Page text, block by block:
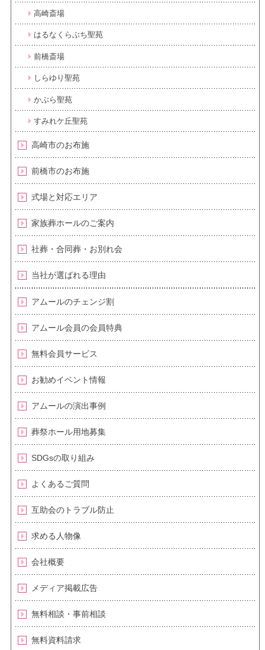
高崎斎場
はるなくらぶち聖苑
前橋斎場
しらゆり聖苑
かぶら聖苑
すみれケ丘聖苑
高崎市のお布施
前橋市のお布施
式場と対応エリア
家族葬ホールのご案内
社葬・合同葬・お別れ会
当社が選ばれる理由
アムールのチェンジ割
アムール会員の会員特典
無料会員サービス
お勧めイベント情報
アムールの演出事例
葬祭ホール用地募集
SDGsの取り組み
よくあるご質問
互助会のトラブル防止
求める人物像
会社概要
メディア掲載広告
無料相談・事前相談
無料資料請求